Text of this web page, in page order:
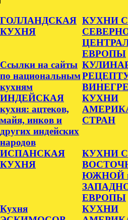
ГОЛЛАНДСКАЯ
КУХНЯ
КУХНИ
ЕВРОПЫ
Ссылки на сайты
по национальным
кухням
ИНДЕЙСКАЯ
кухня: ацтеков,
майя, инков и
других индейских
народов
КУХНИ
СТРАН
ИСПАНСКАЯ
КУХНЯ
КУХНИ
ЮЖНОЙ
ЕВРОПЫ
Кухня
КУХНИ